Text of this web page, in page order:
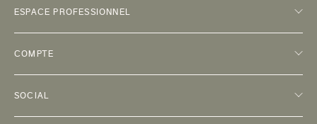
ESPACE PROFESSIONNEL
COMPTE
SOCIAL